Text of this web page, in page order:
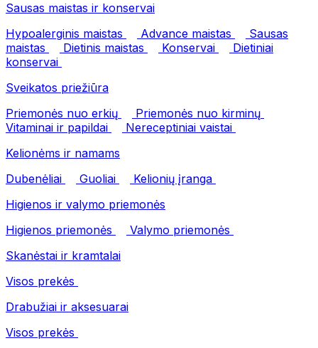
Sausas maistas ir konservai
Hypoalerginis maistas
Advance maistas
Sausas
maistas
Dietinis maistas Konservai
Dietiniai
konservai
Sveikatos priežiūra
Priemonės nuo erkių
Priemonės nuo kirminų
Vitaminai ir papildai
Nereceptiniai vaistai
Kelionėms ir namams
Dubenėliai
Guoliai
Kelionių įranga
Higienos ir valymo priemonės
Higienos priemonės
Valymo priemonės
Skanėstai ir kramtalai
Visos prekės
Drabužiai ir aksesuarai
Visos prekės